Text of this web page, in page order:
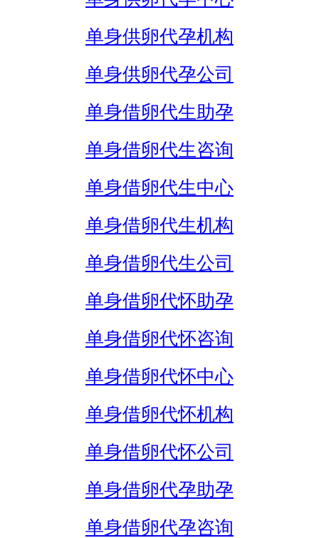
单身供卵代孕机构
单身供卵代孕公司
单身借卵代生助孕
单身借卵代生咨询
单身借卵代生中心
单身借卵代生机构
单身借卵代生公司
单身借卵代怀助孕
单身借卵代怀咨询
单身借卵代怀中心
单身借卵代怀机构
单身借卵代怀公司
单身借卵代孕助孕
单身借卵代孕咨询